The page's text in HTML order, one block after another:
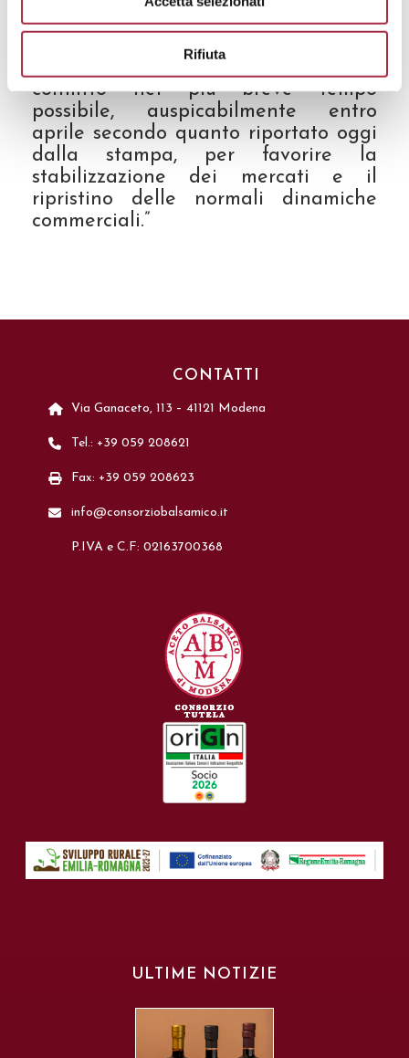
Rifiuta
In questo quadro, il Consorzio si
augura una rapida de-escalation
conflitto nel più breve tempo
possibile, auspicabilmente entro
aprile secondo quanto riportato oggi
dalla stampa, per favorire la
stabilizzazione dei mercati e il
ripristino delle normali dinamiche
commerciali.”
CONTATTI
Via Ganaceto, 113 – 41121 Modena
Tel.: +39 059 208621
Fax: +39 059 208623
info@consorziobalsamico.it
P.IVA e C.F: 02163700368
ULTIME NOTIZIE